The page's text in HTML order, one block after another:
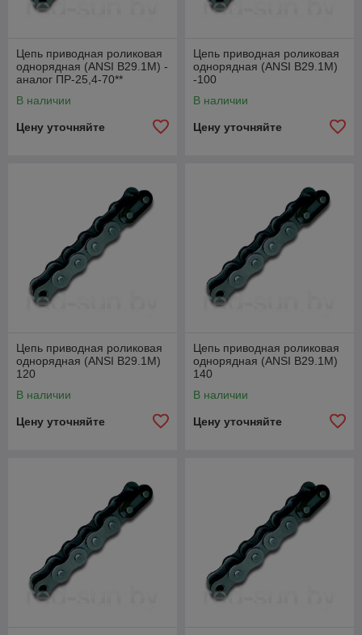
Цепь приводная роликовая
однорядная (ANSI B29.1M) -
аналог ПР-25,4-70**
В наличии
Цену уточняйте
Цепь приводная роликовая
однорядная (ANSI B29.1M)
-100
В наличии
Цену уточняйте
Цепь приводная роликовая
однорядная (ANSI B29.1M)
120
В наличии
Цену уточняйте
Цепь приводная роликовая
однорядная (ANSI B29.1M)
140
В наличии
Цену уточняйте